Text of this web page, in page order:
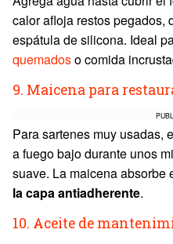
calor afloja restos pegados,
espátula de silicona. Ideal
quemadoso comida
9. Maicena para
Para sartenes muy usadas,
a fuego bajo durante unos
suave. La maicena absorbe
la capa antiadherente.
10. Aceite de